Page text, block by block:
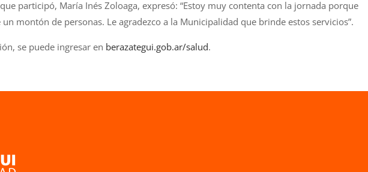
participó, María Inés Zoloaga, expresó: “Estoy muy contenta con la jornada porque
montón de personas. Le agradezco a la Municipalidad que brinde estos servicios”.
se puede ingresar en berazategui.gob.ar/salud.